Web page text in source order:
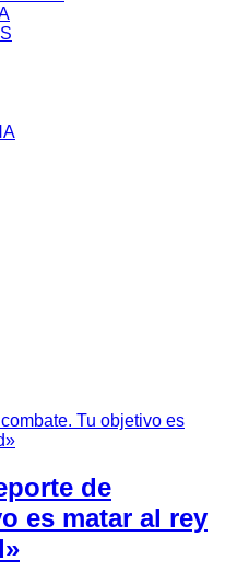
de
es matar al rey